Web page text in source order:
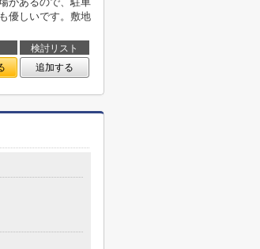
優しいです。敷地
検討リスト
追加する